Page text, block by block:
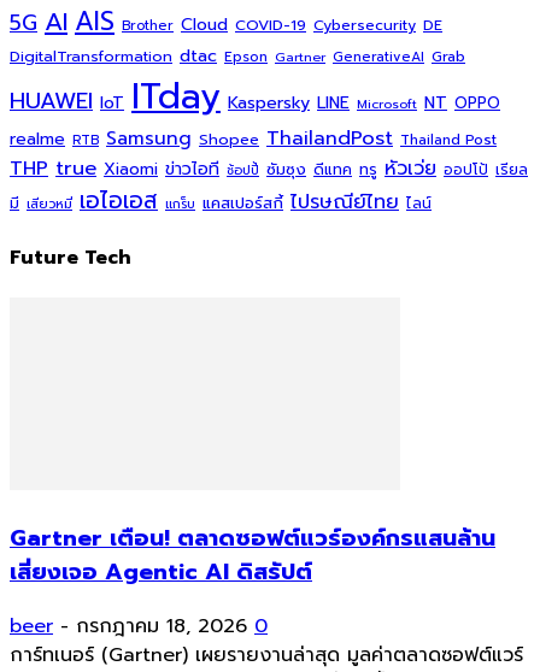
5G AI AIS Brother Cloud COVID-19 Cybersecurity DE
DigitalTransformation dtac Epson Gartner GenerativeAI Grab
HUAWEI IoT ITday Kaspersky LINE Microsoft NT OPPO
realme RTB Samsung Shopee ThailandPost Thailand Post
THP true Xiaomi ข่าวไอที ช้อปปี้ ซัมซุง ดีแทค ทรู หัวเว่ย ออปโป้ เรียล
มี เสียวหมี่ เอไอเอส แกร็บ แคสเปอร์สกี้ ไปรษณีย์ไทย ไลน์
Future Tech
Gartner เตือน! ตลาดซอฟต์แวร์องค์กรแสนล้าน
เสี่ยงเจอ Agentic AI ดิสรัปต์
beer - กรกฎาคม 18, 2026 0
การ์ทเนอร์ (Gartner) เผยรายงานล่าสุด มูลค่าตลาดซอฟต์แวร์